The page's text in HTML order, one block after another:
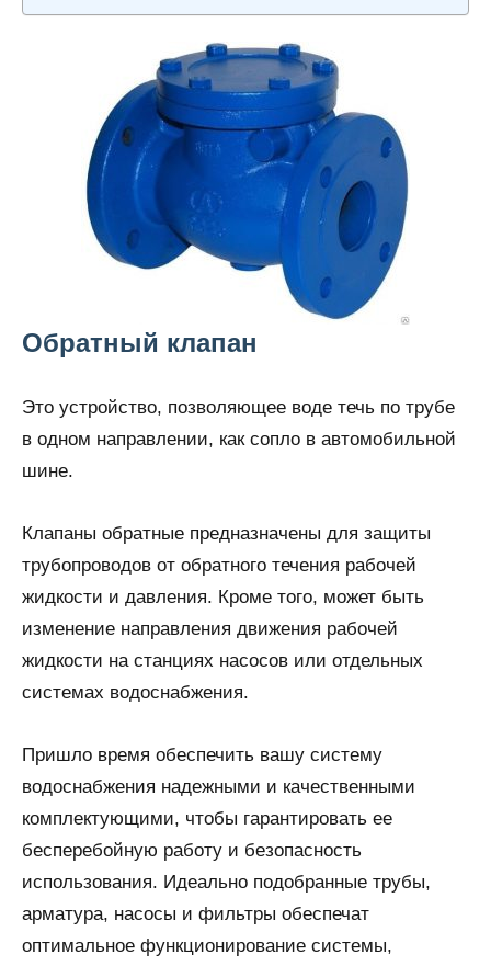
Обратный клапан
Это устройство, позволяющее воде течь по трубе
в одном направлении, как сопло в автомобильной
шине.
Клапаны обратные предназначены для защиты
трубопроводов от обратного течения рабочей
жидкости и давления. Кроме того, может быть
изменение направления движения рабочей
жидкости на станциях насосов или отдельных
системах водоснабжения.
Пришло время обеспечить вашу систему
водоснабжения надежными и качественными
комплектующими, чтобы гарантировать ее
бесперебойную работу и безопасность
использования. Идеально подобранные трубы,
арматура, насосы и фильтры обеспечат
оптимальное функционирование системы,